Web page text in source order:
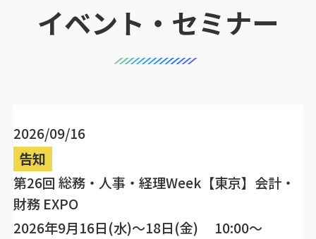
イベント・セミナー
2026/09/16
告知
第26回 総務・人事・経理Week【東京】会計・
財務 EXPO
2026年9月16日(水)～18日(金) 10:00～